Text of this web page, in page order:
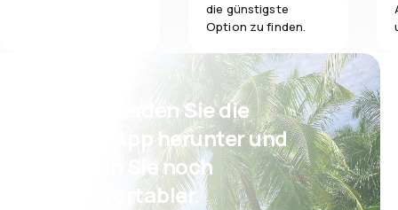
die günstigste
Option zu finden.
Psst! Laden Sie die
eSky App herunter und
reisen Sie noch
komfortabler.